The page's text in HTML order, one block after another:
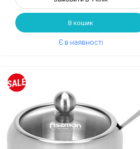
В кошик
Є в наявності